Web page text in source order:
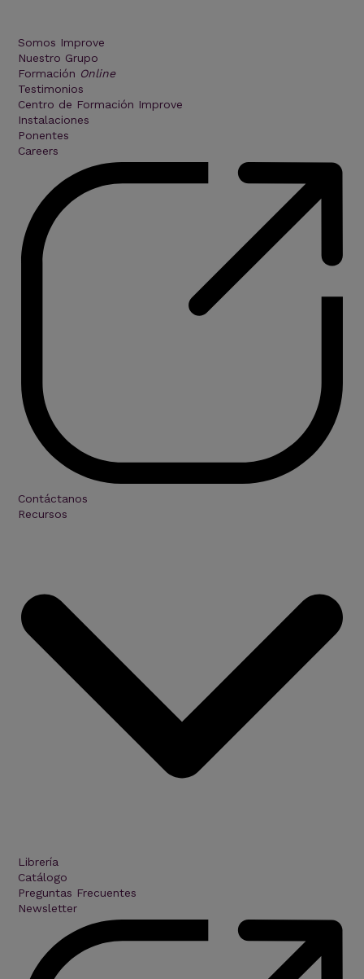
Somos Improve
Nuestro Grupo
Formación Online
Testimonios
Centro de Formación Improve
Instalaciones
Ponentes
Careers
Contáctanos
Recursos
Librería
Catálogo
Preguntas Frecuentes
Newsletter